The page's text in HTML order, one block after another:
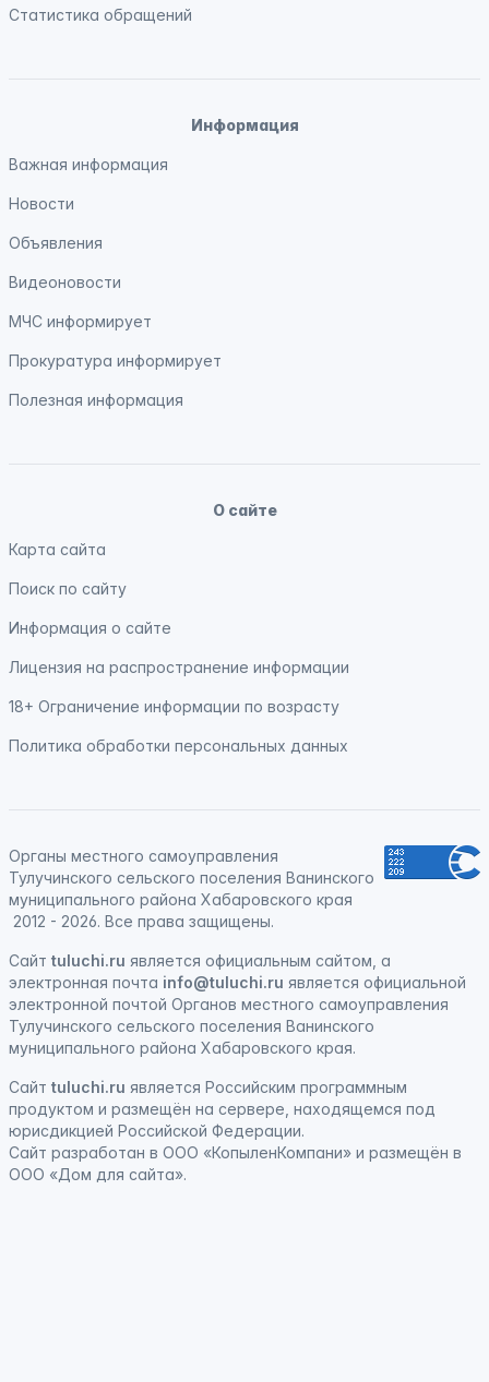
Статистика обращений
Информация
Важная информация
Новости
Объявления
Видеоновости
МЧС информирует
Прокуратура информирует
Полезная информация
О сайте
Карта сайта
Поиск по сайту
Информация о сайте
Лицензия на распространение информации
18+ Ограничение информации по возрасту
Политика обработки персональных данных
Органы местного самоуправления
Тулучинского сельского поселения Ванинского
муниципального района Хабаровского края
2012 - 2026. Все права защищены.
Сайт tuluchi.ru является официальным сайтом, а
электронная почта info@tuluchi.ru является официальной
электронной почтой Органов местного самоуправления
Тулучинского сельского поселения Ванинского
муниципального района Хабаровского края.
Сайт tuluchi.ru является Российским программным
продуктом и размещён на сервере, находящемся под
юрисдикцией Российской Федерации.
Сайт разработан в ООО «КопыленКомпани» и размещён в
ООО «Дом для сайта».